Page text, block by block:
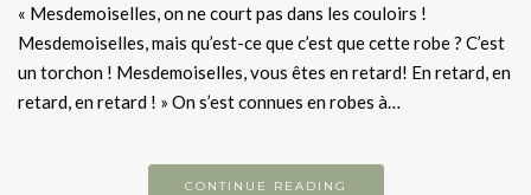
« Mesdemoiselles, on ne court pas dans les couloirs !
Mesdemoiselles, mais qu’est-ce que c’est que cette robe ? C’est
un torchon ! Mesdemoiselles, vous êtes en retard! En retard, en
retard, en retard ! » On s’est connues en robes à…
CONTINUE READING